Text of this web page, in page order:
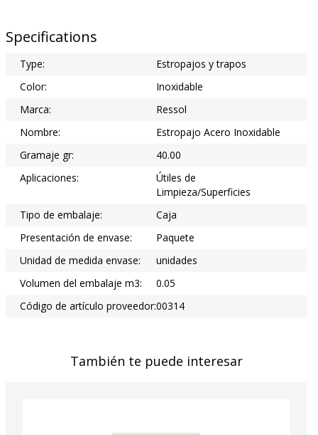
Specifications
Type:
Estropajos y trapos
Color:
Inoxidable
Marca:
Ressol
Nombre:
Estropajo Acero Inoxidable
Gramaje gr:
40.00
Aplicaciones:
Útiles de
Limpieza/Superficies
Tipo de embalaje:
Caja
Presentación de envase:
Paquete
Unidad de medida envase:
unidades
Volumen del embalaje m3:
0.05
Código de artículo proveedor:00314
También te puede interesar